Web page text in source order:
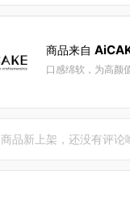
商品来自
口感绵软，为高颜
商品新上架，还没有评论